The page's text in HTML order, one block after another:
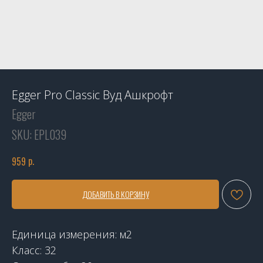
Egger Pro Classic Вуд Ашкрофт
Egger
SKU: EPL039
959 р.
ДОБАВИТЬ В КОРЗИНУ
Единица измерения: м2
Класс: 32